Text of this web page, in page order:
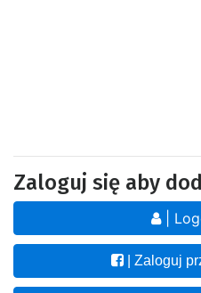
Zaloguj się aby
|
| Zaloguj